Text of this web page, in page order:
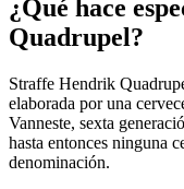
¿Qué hace
Quadrupel?
Straffe Hendrik
elaborada por una
Vanneste, sexta
hasta entonces ninguna
denominación.